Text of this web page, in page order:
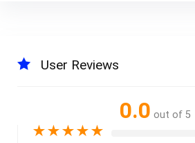
User Reviews
0.0 out of 5
★★★★★